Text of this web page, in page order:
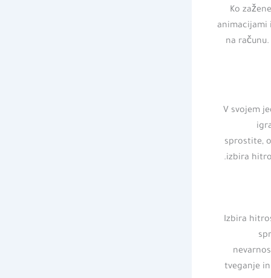
Ko
animacijami
na
V svojem
sprostite,
izbira
Izbira
tveganje